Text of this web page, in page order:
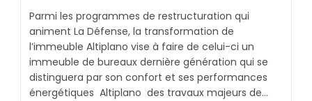
Parmi les programmes de restructuration qui
animent La Défense, la transformation de
l’immeuble Altiplano vise à faire de celui-ci un
immeuble de bureaux dernière génération qui se
distinguera par son confort et ses performances
énergétiques Altiplano des travaux majeurs de…